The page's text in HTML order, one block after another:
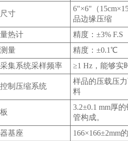
寸
6"×6"（
品边缘压缩
热计
精度：±3% F.S
量
精度：±0.1℃
集系统采样频率
≥1 Hz，能够实
制压缩系统
样品的压载压
料
3.2±0.1 mm厚
管构成。
基座
166×166±2mm